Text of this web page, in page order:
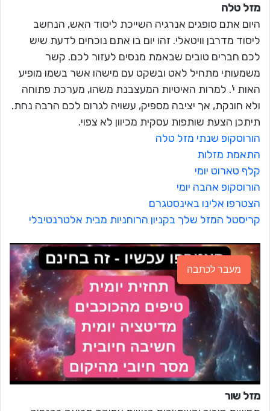
מזל טלה
היום אתם סופגים אנרגיה השייכת ליסוד האש, הנחשב
ליסוד מדרבן וויטאלי. זהו יום בו אתם נוכחים לדעת שיש
לכם חברים טובים שבאמת מנסים לעזור לכם. קשר
משמעותי מתחיל לאט ובשקט עם מישהו אשר בשמו מופיע
האות י'. למרות האיטיות המעצבנת משהו, מערכת פתוחה
ולא חונקת, אך יציבה מספיק, עשויה לגרום לכם הרבה נחת.
תיתכן הצעת שותפות עסקית מכיוון לא צפוי.
הורוסקופ שנתי מזל טלה
התאמת מזלות
קלף טארוט יומי
הורוסקופ אהבה יומי
הצטרפו אלינו באינסטגרם
קריסטל המזל שלך בקניון הרוחניות מבית אלטרנטיבלי
מעבר לכתבה
מזל שור